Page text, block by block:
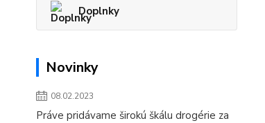
Doplnky
Novinky
08.02.2023
Práve pridávame širokú škálu drogérie za